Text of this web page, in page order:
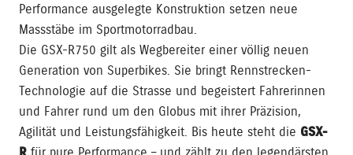
Performance ausgelegte Konstruktion setzen neue
Massstäbe im Sportmotorradbau.
Die GSX-R750 gilt als Wegbereiter einer völlig neuen
Generation von Superbikes. Sie bringt Rennstrecken-
Technologie auf die Strasse und begeistert Fahrerinnen
und Fahrer rund um den Globus mit ihrer Präzision,
Agilität und Leistungsfähigkeit. Bis heute steht die GSX-